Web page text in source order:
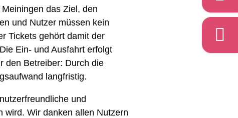
das Ziel, den
und Nutzer müssen kein
Tickets gehört damit der
Ein- und Ausfahrt erfolgt
den Betreiber: Durch die
langfristig.
und
wird. Wir danken allen Nutzern